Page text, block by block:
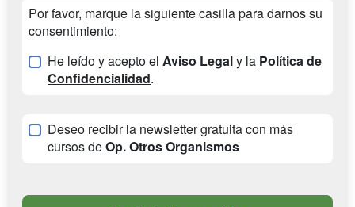
Por favor, marque la siguiente casilla para darnos su
consentimiento:
He leído y acepto el Aviso Legaly la Política de
Confidencialidad.
Deseo recibir la newsletter gratuita con más
cursos deOp. Otros Organismos